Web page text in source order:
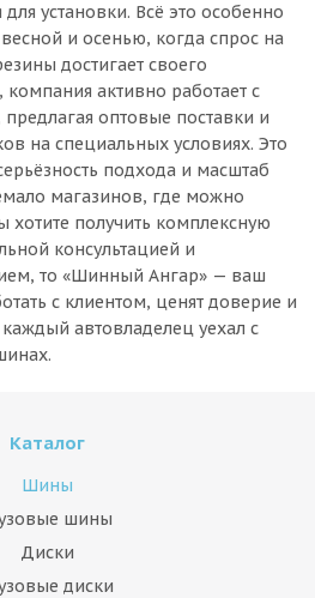
установки. Всё это особенно
и осенью, когда спрос на
достигает своего
активно работает с
оптовые поставки и
на специальных условиях. Это
подхода и масштаб
магазинов, где можно
хотите получить комплексную
консультацией и
то «Шинный Ангар» — ваш
с клиентом, ценят доверие и
автовладелец уехал с
Каталог
Шины
шины
Диски
диски